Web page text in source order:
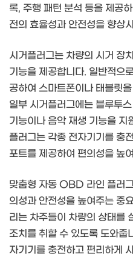
록, 주행 패턴 분석 등을 제공
전의 효율성과 안전성을 향상
시거플러그는 차량의 시거 장
기능을 제공합니다. 일반적으
공하여 스마트폰이나 태블릿
일부 시거플러그에는 블루투
기능이나 음악 재생 기능을 지
플러그는 각종 전자기기를 충
포트를 제공하여 편의성을 높
맞춤형 자동 OBD 라인 플러
의성과 안전성을 높여주는 중
리는 차주들이 차량의 상태를
조치를 취할 수 있도록 도와줍
자기기를 충전하고 편리하게